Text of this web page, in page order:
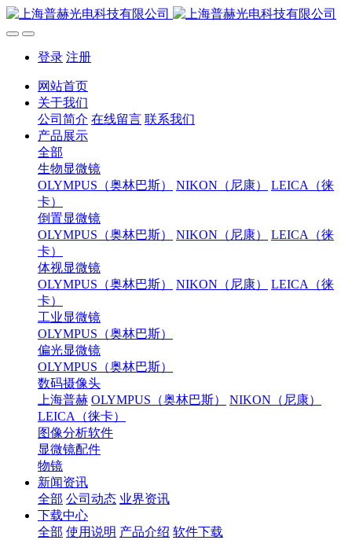
登录 注册
网站首页
关于我们
公司简介 在线留言 联系我们
产品展示
全部
生物显微镜
OLYMPUS（奥林巴斯）
NIKON（尼康）
LEICA（徕
卡）
倒置显微镜
OLYMPUS（奥林巴斯）
NIKON（尼康）
LEICA（徕
卡）
体视显微镜
OLYMPUS（奥林巴斯）
NIKON（尼康）
LEICA（徕
卡）
工业显微镜
OLYMPUS（奥林巴斯）
偏光显微镜
OLYMPUS（奥林巴斯）
数码摄像头
上海普赫 OLYMPUS（奥林巴斯）
NIKON（尼康）
LEICA（徕卡）
图像分析软件
显微镜配件
物镜
新闻资讯
全部 公司动态 业界资讯
下载中心
全部 使用说明 产品介绍 软件下载